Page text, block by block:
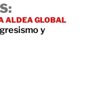
ALDEA GLOBAL
y